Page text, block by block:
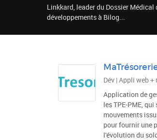
Linkkard, leader du Dossier Médical
développements à Bilog...
Dév | Appli web
Application de
les TPE-PME,
mouvements
pour fournir une
l'évolution du